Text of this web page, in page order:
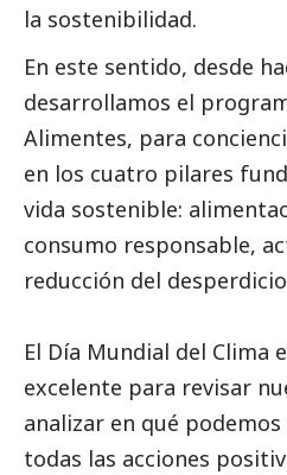
la sostenibilidad.
En este sentido, desde
desarrollamos el
Alimentes, para
en los cuatro pilares
vida sostenible:
consumo responsable,
reducción del
El Día Mundial del Clima
excelente para revisar
analizar en qué
todas las acciones